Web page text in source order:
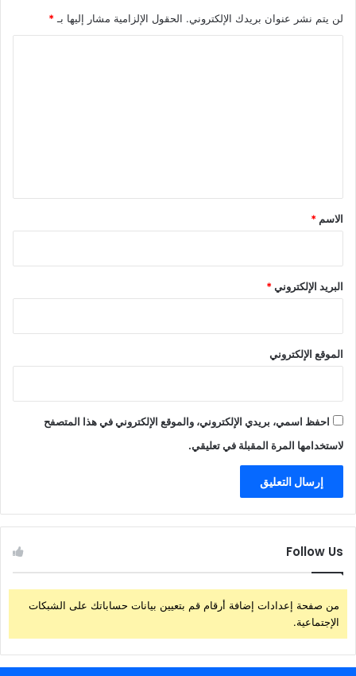
لن يتم نشر عنوان بريدك الإلكتروني. الحقول الإلزامية مشار إليها بـ *
*
الاسم *
البريد الإلكتروني*
الموقع الإلكتروني
احفظ اسمي، بريدي الإلكتروني، والموقع الإلكتروني في هذا المتصفح
لاستخدامها المرة المقبلة في تعليقي.
Follow Us
من صفحة إعدادات إضافة أرقام قم بتعيين بيانات حساباتك على الشبكات
الإجتماعية.